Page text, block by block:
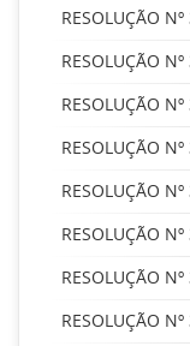
RESOLUÇÃO
RESOLUÇÃO
RESOLUÇÃO
RESOLUÇÃO
RESOLUÇÃO
RESOLUÇÃO
RESOLUÇÃO
RESOLUÇÃO